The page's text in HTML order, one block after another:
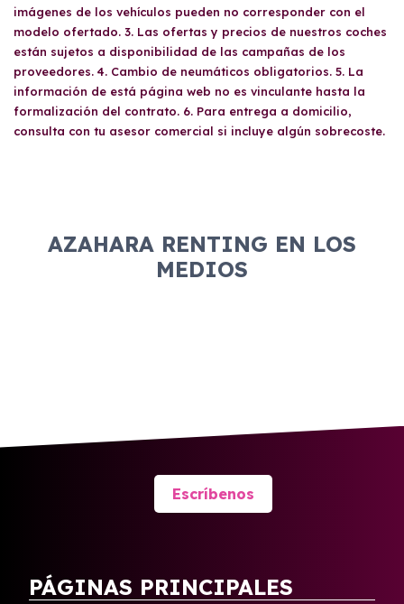
imágenes de los vehículos pueden no corresponder con el
modelo ofertado. 3. Las ofertas y precios de nuestros coches
están sujetos a disponibilidad de las campañas de los
proveedores. 4. Cambio de neumáticos obligatorios. 5. La
información de está página web no es vinculante hasta la
formalización del contrato. 6. Para entrega a domicilio,
consulta con tu asesor comercial si incluye algún sobrecoste.
AZAHARA RENTING EN LOS
MEDIOS
Escríbenos
PÁGINAS PRINCIPALES